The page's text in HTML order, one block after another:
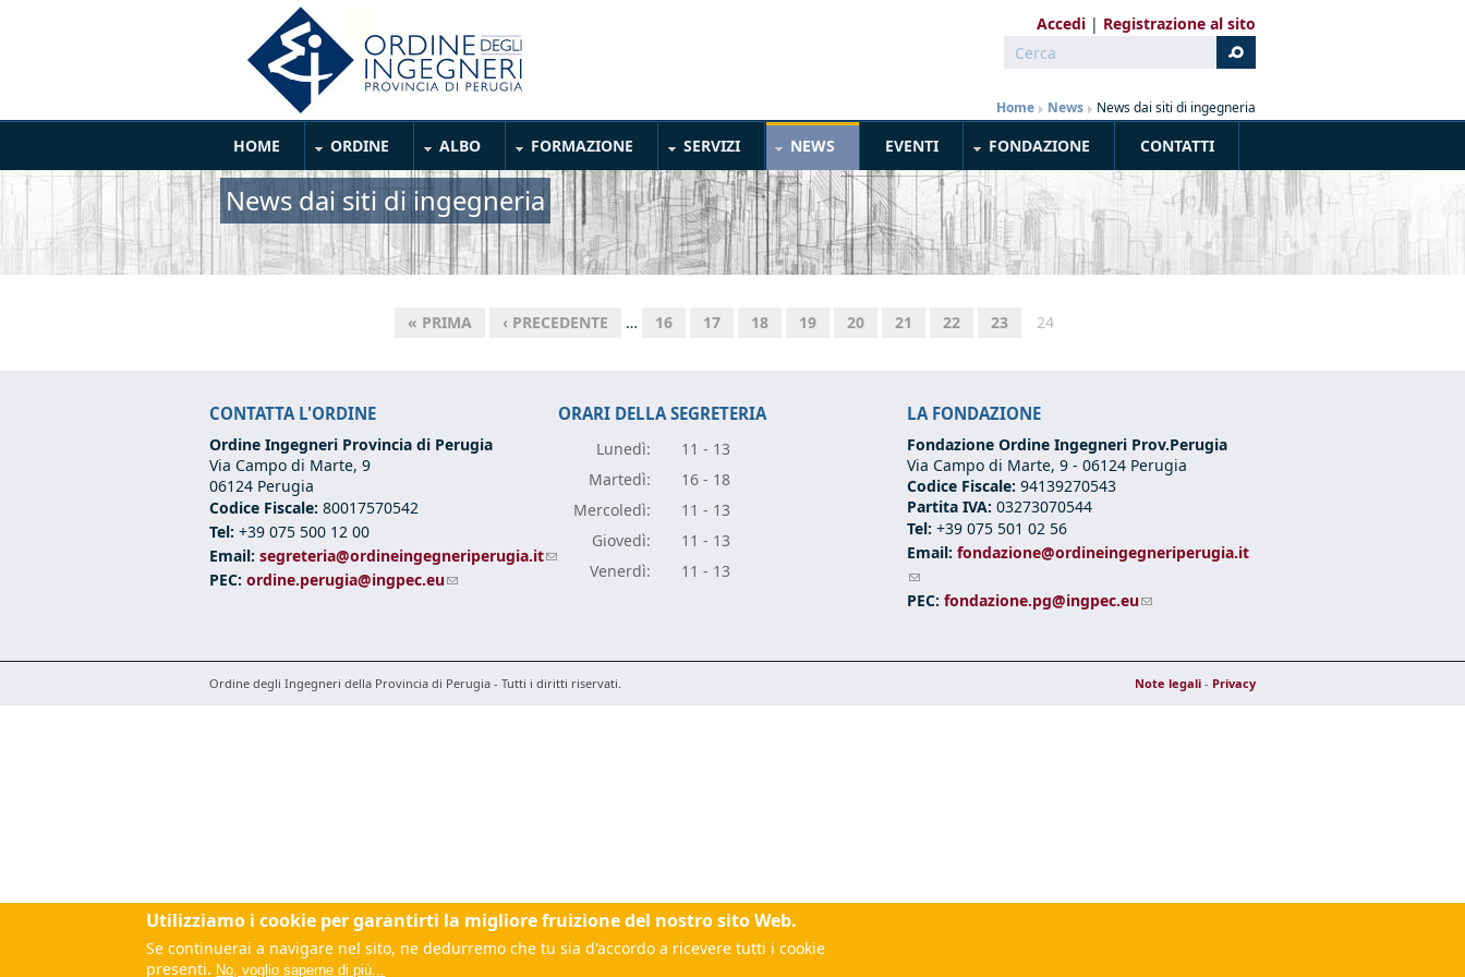
Accedi Registrazione al sito
Form di ricerca
Cerca
Home » News » News dai siti di ingegneria
Main Menu
HOME ORDINE ALBO FORMAZIONE SERVIZI NEWS EVENTI FONDAZIONE CONTATTI
News dai siti di ingegneria
« PRIMA ‹ PRECEDENTE … 16 17 18 19 20 21 22 23 24
CONTATTA L'ORDINE
Ordine Ingegneri Provincia di Perugia
Via Campo di Marte, 9
06124 Perugia
Codice Fiscale: 80017570542
Tel: +39 075 500 12 00
Email: segreteria@ordineingegneriperugia.it(link sends e-mail)
PEC: ordine.perugia@ingpec.eu(link sends e-mail)
ORARI DELLA SEGRETERIA
Lunedì:
11 - 13
Martedì:
16 - 18
Mercoledì:
11 - 13
Giovedì:
11 - 13
Venerdì: 11 - 13
LA FONDAZIONE
Fondazione Ordine Ingegneri Prov.Perugia
Via Campo di Marte, 9 - 06124 Perugia
Codice Fiscale: 94139270543
Partita IVA: 03273070544
Tel: +39 075 501 02 56
Email: fondazione@ordineingegneriperugia.it
(link sends e-mail)
PEC: fondazione.pg@ingpec.eu(link sends e-mail)
Ordine degli Ingegneri della Provincia di Perugia - Tutti i diritti riservati. Note legali - Privacy
Utilizziamo i cookie per garantirti la migliore fruizione del nostro sito Web.
Se continuerai a navigare nel sito, ne dedurremo che tu sia d'accordo a ricevere tutti i cookie
presenti. No, voglio saperne di più...